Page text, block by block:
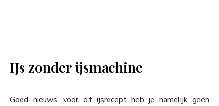
IJs zonder ijsmachine
Goed nieuws, voor dit ijsrecept heb je namelijk geen